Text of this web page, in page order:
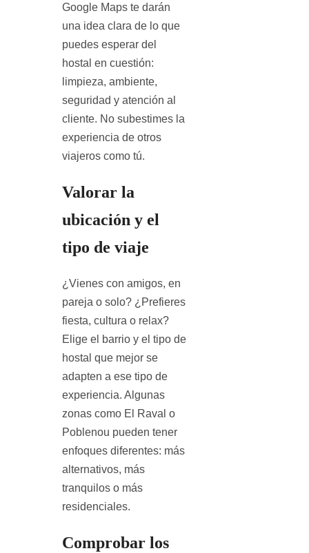
Google Maps te darán
una idea clara de lo que
puedes esperar del
hostal en cuestión:
limpieza, ambiente,
seguridad y atención al
cliente. No subestimes la
experiencia de otros
viajeros como tú.
Valorar la
ubicación y el
tipo de viaje
¿Vienes con amigos, en
pareja o solo? ¿Prefieres
fiesta, cultura o relax?
Elige el barrio y el tipo de
hostal que mejor se
adapten a ese tipo de
experiencia. Algunas
zonas como El Raval o
Poblenou pueden tener
enfoques diferentes: más
alternativos, más
tranquilos o más
residenciales.
Comprobar los